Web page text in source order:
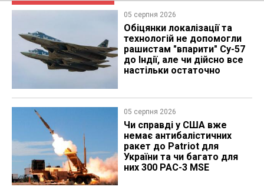
05 серпня 2026
Обіцянки локалізації та
технологій не допомогли
рашистам "впарити" Су-57
до Індії, але чи дійсно все
настільки остаточно
05 серпня 2026
Чи справді у США вже
немає антибалістичних
ракет до Patriot для
України та чи багато для
них 300 PAC-3 MSE